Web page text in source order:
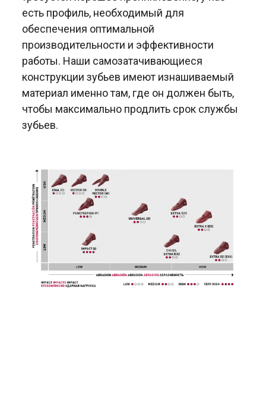
есть профиль, необходимый для
обеспечения оптимальной
производительности и эффективности
работы. Наши самозатачивающиеся
конструкции зубьев имеют изнашиваемый
материал именно там, где он должен быть,
чтобы максимально продлить срок службы
зубьев.